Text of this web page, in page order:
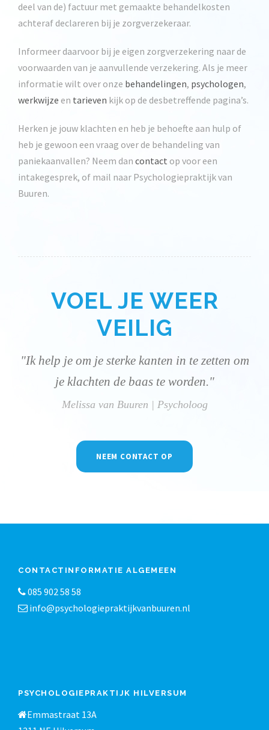
deel van de) factuur met gemaakte behandelkosten
achteraf declareren bij je zorgverzekeraar.
Informeer daarvoor bij je eigen zorgverzekering naar de
voorwaarden van je aanvullende verzekering. Als je meer
informatie wilt over onze behandelingen, psychologen,
werkwijze en tarieven kijk op de desbetreffende pagina’s.
Herken je jouw klachten en heb je behoefte aan hulp of
heb je gewoon een vraag over de behandeling van
paniekaanvallen? Neem dan contact op voor een
intakegesprek, of mail naar Psychologiepraktijk van
Buuren.
VOEL JE WEER
VEILIG
"Ik help je om je sterke kanten in te zetten om
je klachten de baas te worden."
Melissa van Buuren | Psycholoog
NEEM CONTACT OP
CONTACTINFORMATIE ALGEMEEN
085 902 58 58
info@psychologiepraktijkvanbuuren.nl
PSYCHOLOGIEPRAKTIJK HILVERSUM
Emmastraat 13A